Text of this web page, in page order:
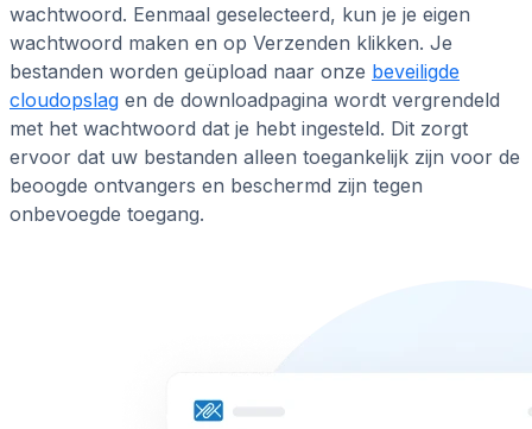
wachtwoord. Eenmaal geselecteerd, kun je je eigen
wachtwoord maken en op Verzenden klikken. Je
bestanden worden geüpload naar onze beveiligde
cloudopslag en de downloadpagina wordt vergrendeld
met het wachtwoord dat je hebt ingesteld. Dit zorgt
ervoor dat uw bestanden alleen toegankelijk zijn voor de
beoogde ontvangers en beschermd zijn tegen
onbevoegde toegang.